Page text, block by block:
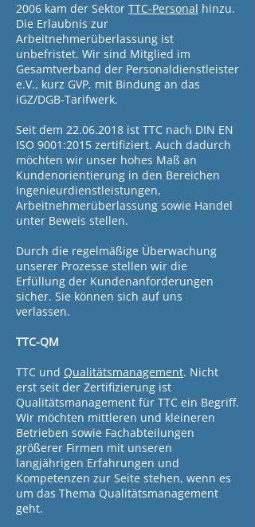
2006 kam der Sektor TTC-Personal hinzu.
Die Erlaubnis zur
Arbeitnehmerüberlassung ist
unbefristet. Wir sind Mitglied im
Gesamtverband der Personaldienstleister
e.V., kurz GVP, mit Bindung an das
iGZ/DGB-Tarifwerk.
Seit dem 22.06.2018 ist TTC nach DIN EN
ISO 9001:2015 zertifiziert. Auch dadurch
möchten wir unser hohes Maß an
Kundenorientierung in den Bereichen
Ingenieurdienstleistungen,
Arbeitnehmerüberlassung sowie Handel
unter Beweis stellen.
Durch die regelmäßige Überwachung
unserer Prozesse stellen wir die
Erfüllung der Kundenanforderungen
sicher. Sie können sich auf uns
verlassen.
TTC-QM
TTC und Qualitätsmanagement. Nicht
erst seit der Zertifizierung ist
Qualitätsmanagement für TTC ein Begriff.
Wir möchten mittleren und kleineren
Betrieben sowie Fachabteilungen
größerer Firmen mit unseren
langjährigen Erfahrungen und
Kompetenzen zur Seite stehen, wenn es
um das Thema Qualitätsmanagement
geht.